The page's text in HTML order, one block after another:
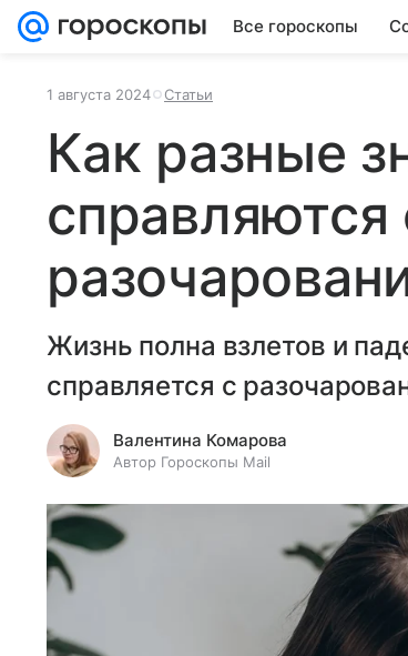
Все гороскопы
1 августа 2024 Статьи
Как разные
справляются
Жизнь полна взлетов и
справляется с
Валентина Комарова
Автор Гороскопы Mail